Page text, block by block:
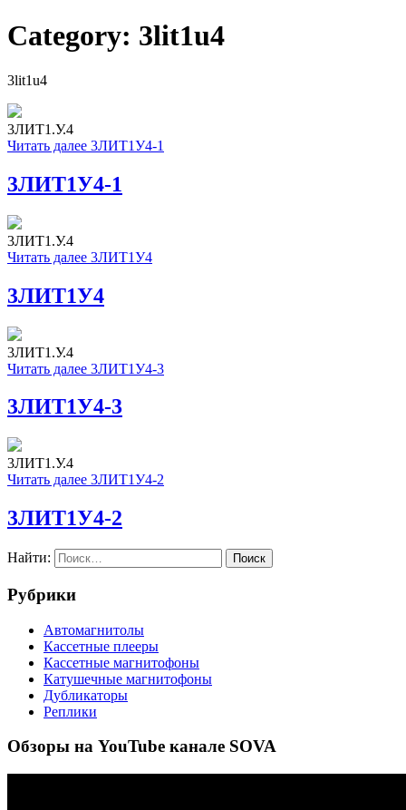
Category: 3lit1u4
3lit1u4
3ЛИТ1.У.4
Читать далее 3ЛИТ1У4-1
3ЛИТ1У4-1
3ЛИТ1.У.4
Читать далее 3ЛИТ1У4
3ЛИТ1У4
3ЛИТ1.У.4
Читать далее 3ЛИТ1У4-3
3ЛИТ1У4-3
3ЛИТ1.У.4
Читать далее 3ЛИТ1У4-2
3ЛИТ1У4-2
Найти:
Рубрики
Автомагнитолы
Кассетные плееры
Кассетные магнитофоны
Катушечные магнитофоны
Дубликаторы
Реплики
Обзоры на YouTube канале SOVA